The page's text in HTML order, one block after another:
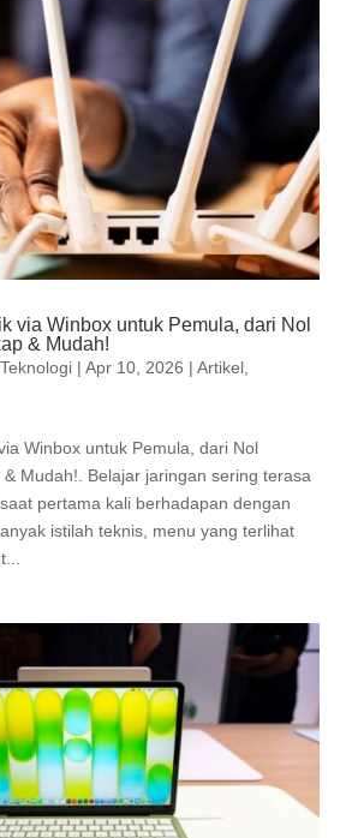
via Winbox untuk Pemula, dari Nol
& Mudah!
|Apr 10, 2026 |Artikel
Winbox untuk Pemula, dari Nol
Mudah!. Belajar jaringan sering terasa
pertama kali berhadapan dengan
istilah teknis, menu yang terlihat